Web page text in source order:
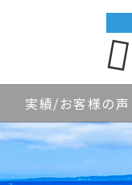
実績/お客様の声